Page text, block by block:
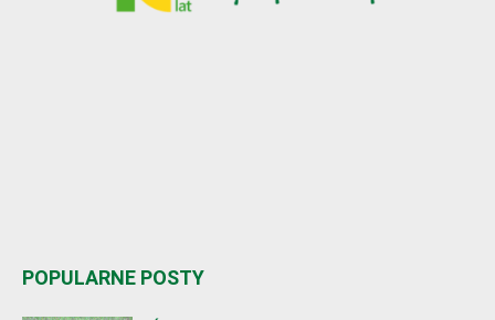
POPULARNE POSTY